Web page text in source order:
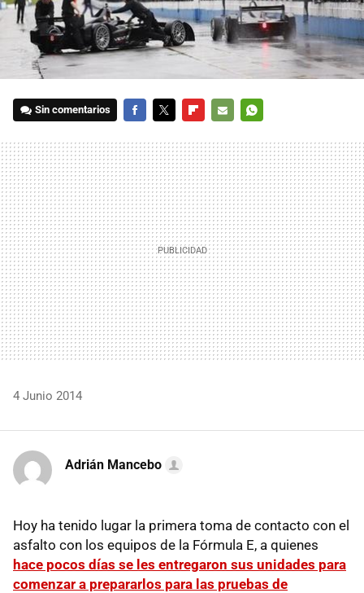
Sin comentarios
MAIL
4 Junio 2014
Adrián Mancebo
Hoy ha tenido lugar la primera toma de contacto con el
asfalto con los equipos de la Fórmula E, a quienes
hace pocos días se les entregaron sus unidades para
comenzar a prepararlos para las pruebas de